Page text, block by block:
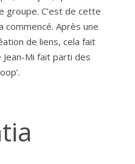
C’est de cette
commencé. Après une
de liens, cela fait
Jean-Mi fait parti des